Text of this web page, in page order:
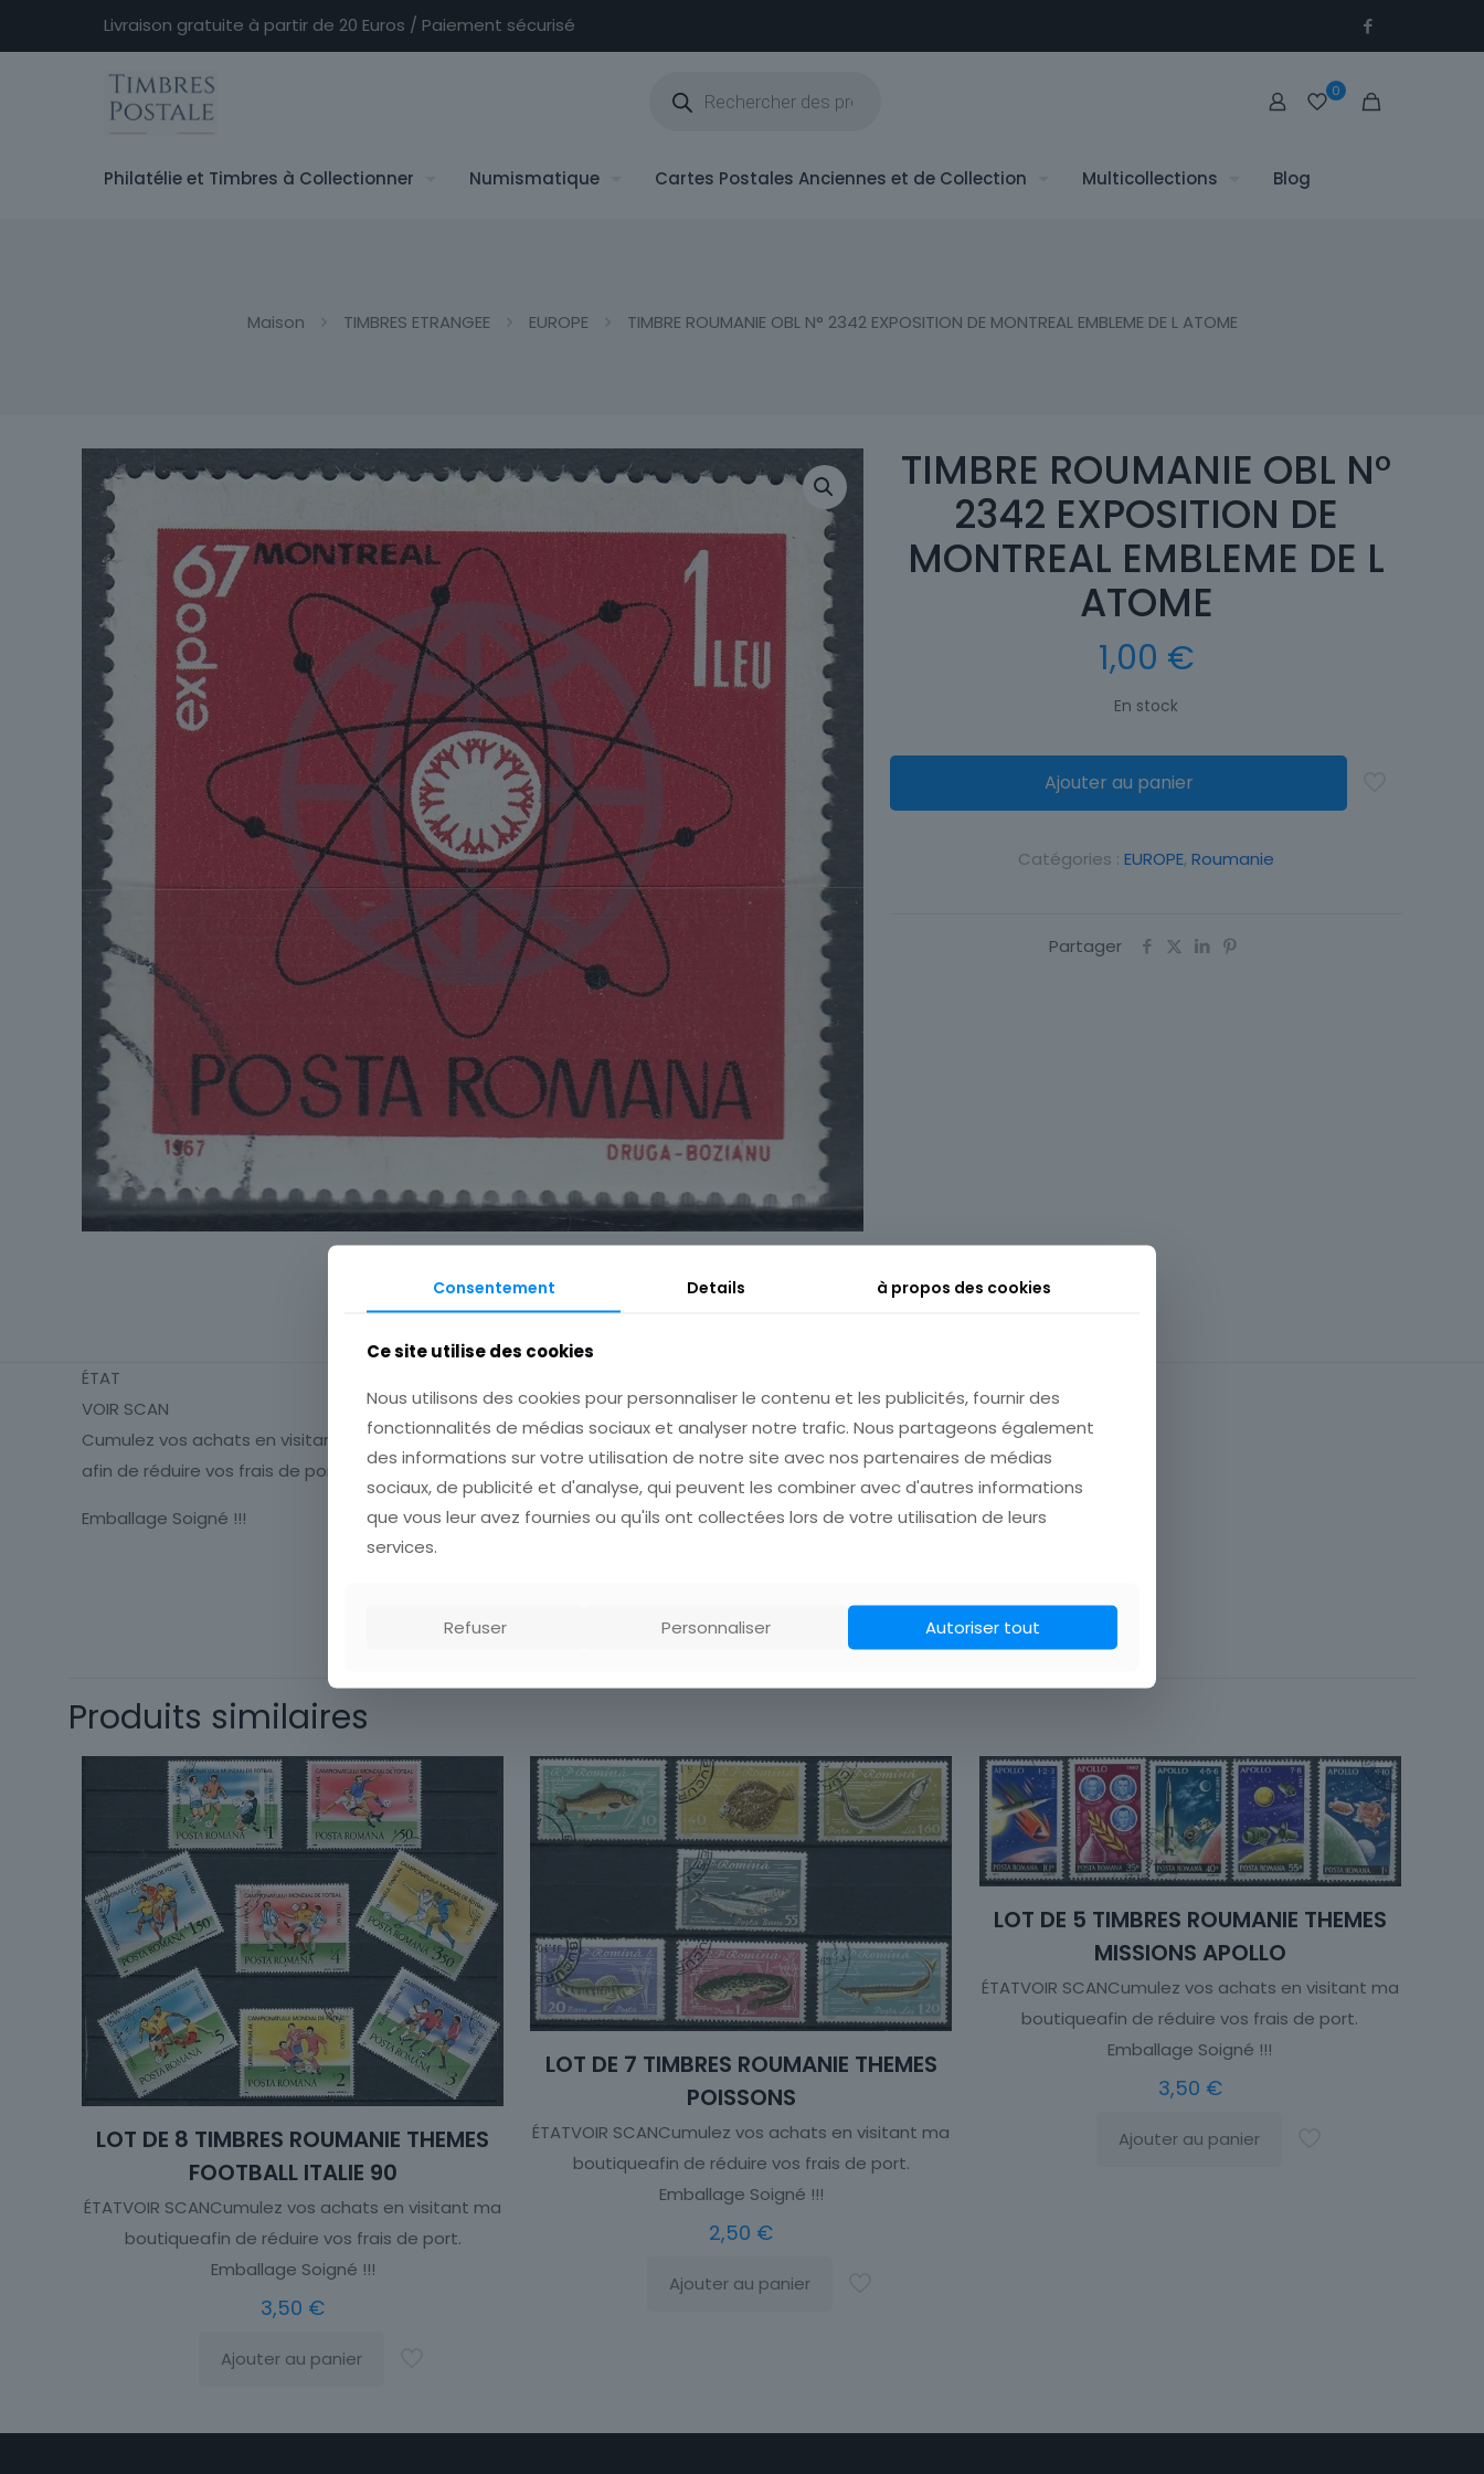
Livraison gratuite à partir de 20 Euros / Paiement sécurisé
produits
0
Philatélie et Timbres à Collectionner Numismatique Cartes Postales Anciennes et de Collection Multicollections Blog
Maison TIMBRES ETRANGEE EUROPE TIMBRE ROUMANIE OBL N° 2342 EXPOSITION DE MONTREAL EMBLEME DE L ATOME
TIMBRE ROUMANIE OBL N°
2342 EXPOSITION DE
MONTREAL EMBLEME DE L
ATOME
1,00 €
En stock
Ajouter au panier
Catégories : EUROPE, Roumanie
Partager
Description
ÉTAT
VOIR SCAN
Cumulez vos achats en visitant ma boutique
afin de réduire vos frais de port.
Emballage Soigné !!!
Qualité
Pays de
fabrication
Roumanie
Thème Evénements
Produits similaires
LOT DE 8 TIMBRES ROUMANIE THEMES
FOOTBALL ITALIE 90
ÉTATVOIR SCANCumulez vos achats en visitant ma
boutiqueafin de réduire vos frais de port.
Emballage Soigné !!!
3,50 €
Ajouter au panier
LOT DE 7 TIMBRES ROUMANIE THEMES
POISSONS
ÉTATVOIR SCANCumulez vos achats en visitant ma
boutiqueafin de réduire vos frais de port.
Emballage Soigné !!!
2,50 €
Ajouter au panier
LOT DE 5 TIMBRES ROUMANIE THEMES
MISSIONS APOLLO
ÉTATVOIR SCANCumulez vos achats en visitant ma
boutiqueafin de réduire vos frais de port.
Emballage Soigné !!!
3,50 €
Ajouter au panier
Consentement Details à propos des cookies
Ce site utilise des cookies
Nous utilisons des cookies pour personnaliser le contenu et les publicités, fournir des
fonctionnalités de médias sociaux et analyser notre trafic. Nous partageons également
des informations sur votre utilisation de notre site avec nos partenaires de médias
sociaux, de publicité et d'analyse, qui peuvent les combiner avec d'autres informations
que vous leur avez fournies ou qu'ils ont collectées lors de votre utilisation de leurs
services.
Refuser Personnaliser Autoriser tout